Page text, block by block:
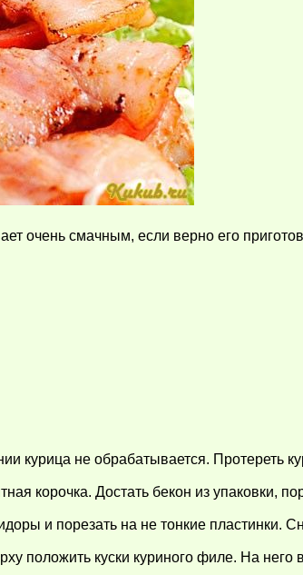
очень смачным, если верно его
курица не обрабатывается. Протереть
корочка. Достать бекон из упаковки,
и порезать на не тонкие пластинки.
положить куски куриного филе. На него